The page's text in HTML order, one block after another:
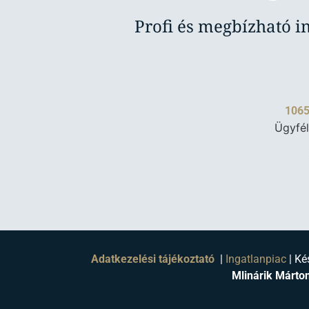
Profi és megbízható
Adatkezelési tájékoztató | Ingatlanpiac |
Mlinárik